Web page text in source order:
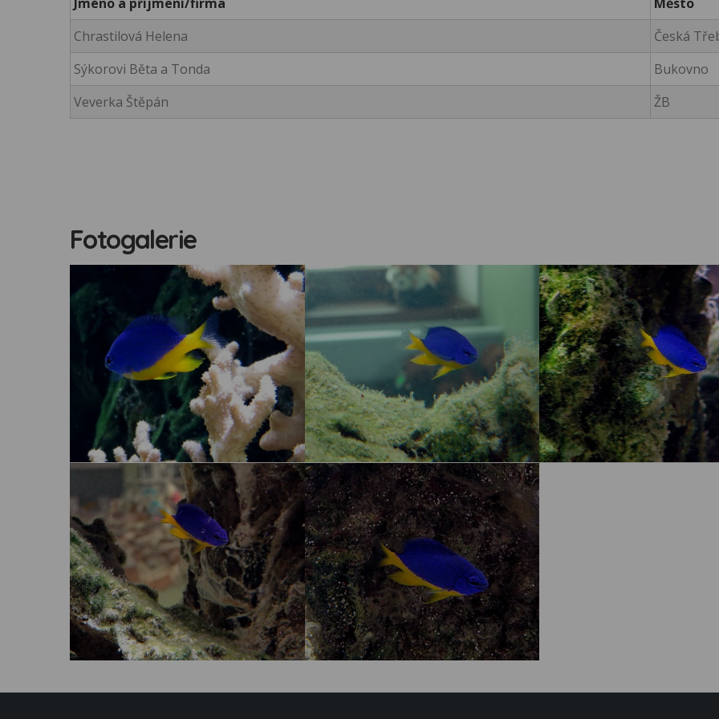
Jméno a příjmení/firma
Město
Chrastilová Helena
Česká
Sýkorovi Běta a Tonda
Bukovno
Veverka Štěpán
ŽB
Fotogalerie